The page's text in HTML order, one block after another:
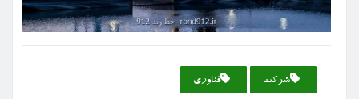
شركت فناوری